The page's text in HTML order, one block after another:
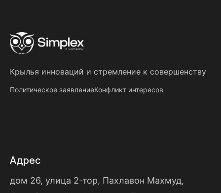
Крылья инноваций и стремление к совершенству
Политическое заявлениеКонфликт интересов
Адрес
дом 26, улица 2-тор, Пахлавон Махмуд,